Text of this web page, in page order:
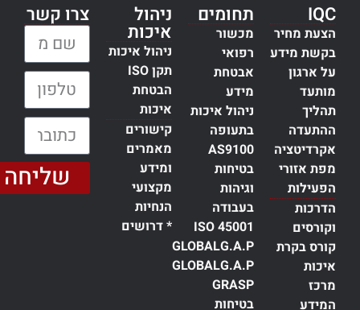
IQC
הצעת מחיר
בקשת מידע
על ארגון
מותעד
תהליך
ההתעדה
אקרדיטציה
מפת אזורי
הפעילות
הדרכות
וקורסים
קורס בקרת
איכות
מרכז
המידע
תחומים
מכשור
רפואי
אבטחת
מידע
ניהול איכות
בתעופה
AS9100
בטיחות
וגיהות
בעבודה
ISO 45001
GLOBALG.A.P
GLOBALG.A.P
GRASP
בטיחות
ניהול
איכות
ניהול איכות
תקן ISO
הבטחת
איכות
קישורים
מאמרים
ומידע
מקצועי
הנחיות
* דרושים
צרו קשר
שליחה